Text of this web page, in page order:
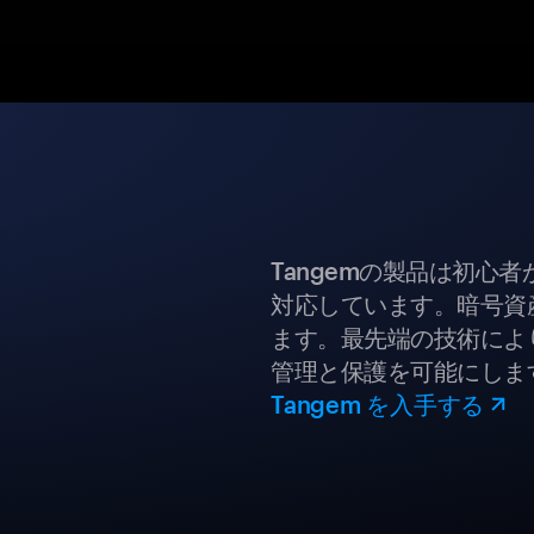
Tangemの製品は初心者
対応しています。暗号
ます。最先端の技術に
管理と保護を可能にしま
Tangem を入手する